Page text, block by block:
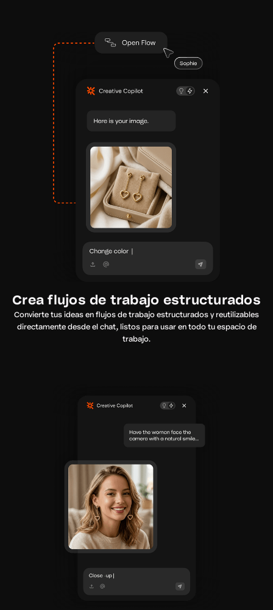
Crea flujos de trabajo estructurados
Convierte tus ideas en flujos de trabajo estructurados y reutilizables
directamente desde el chat, listos para usar en todo tu espacio de
trabajo.